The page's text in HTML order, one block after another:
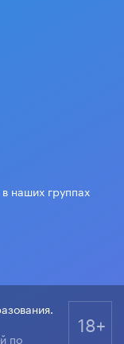
наших группах
по
18+